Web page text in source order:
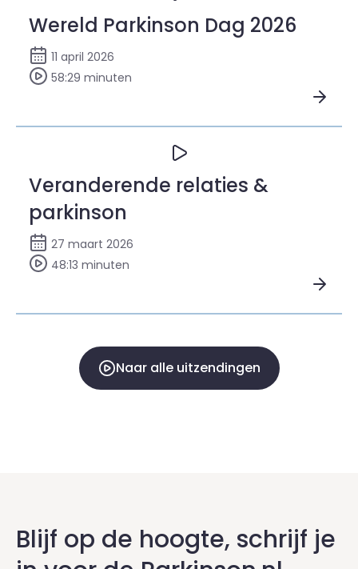
Wereld Parkinson Dag 2026
11 april 2026
58:29 minuten
Veranderende relaties &
parkinson
27 maart 2026
48:13 minuten
Naar alle uitzendingen
Blijf op de hoogte, schrijf je